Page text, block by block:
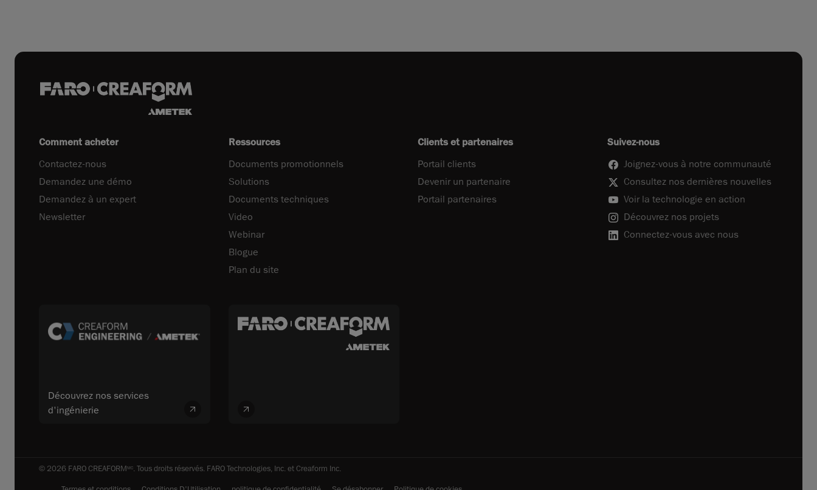
Comment acheter
Contactez-nous
Demandez une démo
Demandez à un expert
Newsletter
Ressources
Documents promotionnels
Solutions
Documents techniques
Video
Webinar
Blogue
Plan du site
Clients et partenaires
Portail clients
Devenir un partenaire
Portail partenaires
Suivez-nous
Joignez-vous à notre communauté
Consultez nos dernières nouvelles
Voir la technologie en action
Découvrez nos projets
Connectez-vous avec nous
Découvrez nos services
d'ingénierie
© 2026 FARO CREAFORMMC. Tous droits réservés. FARO Technologies, Inc. et Creaform Inc.